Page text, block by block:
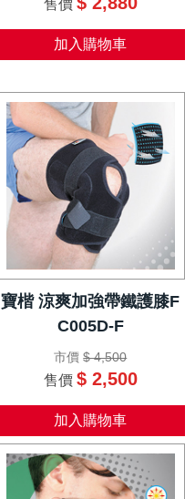
售價
加入購物車
寶楷 涼爽加強帶鐵護膝F
C005D-F
市價 $ 4,500
售價 $ 2,500
加入購物車